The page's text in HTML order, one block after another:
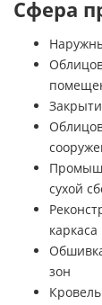
Сфера
сухой
каркаса
зон